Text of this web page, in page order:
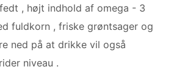
, højt indhold af omega - 3
fuldkorn , friske grøntsager og
ned på at drikke vil også
niveau .